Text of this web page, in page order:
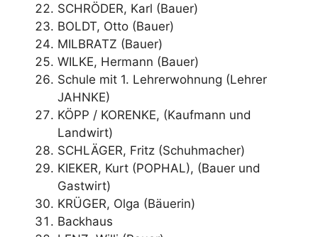
SCHRÖDER, Karl (Bauer)
BOLDT, Otto (Bauer)
MILBRATZ (Bauer)
WILKE, Hermann (Bauer)
Schule mit 1. Lehrerwohnung (Lehrer
JAHNKE)
KÖPP / KORENKE, (Kaufmann und
Landwirt)
SCHLÄGER, Fritz (Schuhmacher)
KIEKER, Kurt (POPHAL), (Bauer und
Gastwirt)
KRÜGER, Olga (Bäuerin)
Backhaus